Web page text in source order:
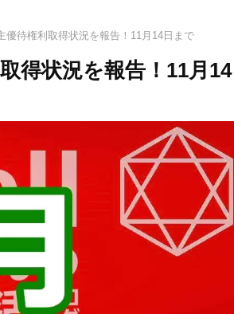
優待権利取得状況を報告！11月14日まで
得状況を報告！11月14